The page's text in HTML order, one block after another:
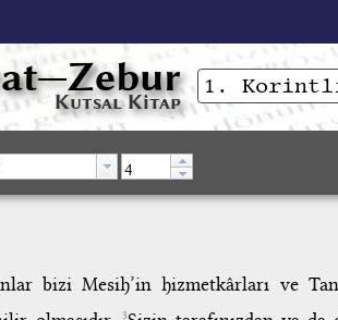
Kutsal Kitap
bizi Mesih’in hizmetkârları ve
3